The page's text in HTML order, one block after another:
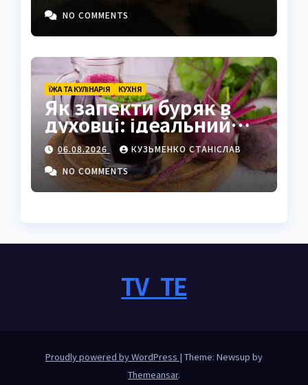
NO COMMENTS
ЇЖА ТА КУЛІНАРІЯ КУХНЯ
Як запекти буряк в
духовці: ідеальний
спосіб зберегти смак
06.08.2026
КУЗЬМЕНКО СТАНІСЛАВ
NO COMMENTS
TV_TE
Proudly powered by WordPress | Theme: Newsup by
Themeansar.